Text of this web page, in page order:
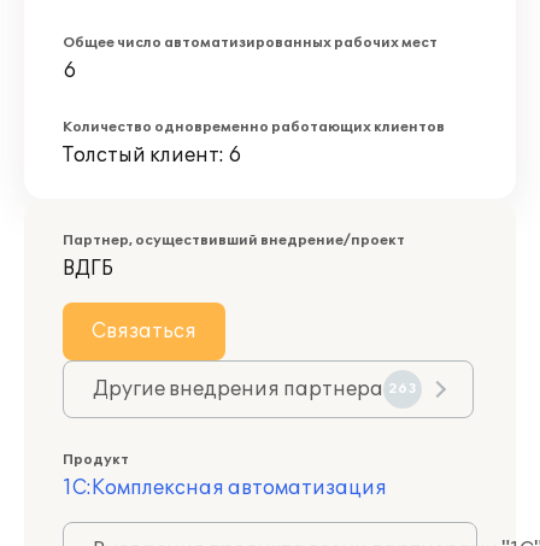
Общее число автоматизированных рабочих мест
6
Количество одновременно работающих клиентов
Толстый клиент: 6
Партнер, осуществивший внедрение/проект
ВДГБ
Связаться
Другие внедрения партнера 263
Продукт
1С:Комплексная автоматизация